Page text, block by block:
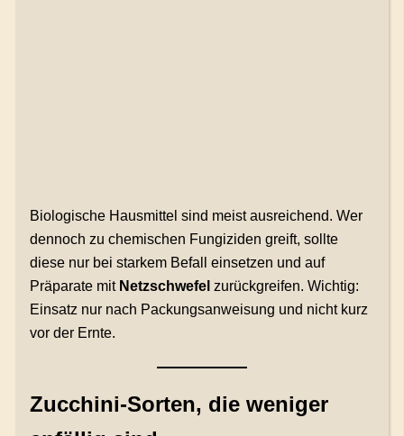
Biologische Hausmittel sind meist ausreichend. Wer
dennoch zu chemischen Fungiziden greift, sollte
diese nur bei starkem Befall einsetzen und auf
Präparate mit Netzschwefel zurückgreifen. Wichtig:
Einsatz nur nach Packungsanweisung und nicht kurz
vor der Ernte.
Zucchini-Sorten, die weniger